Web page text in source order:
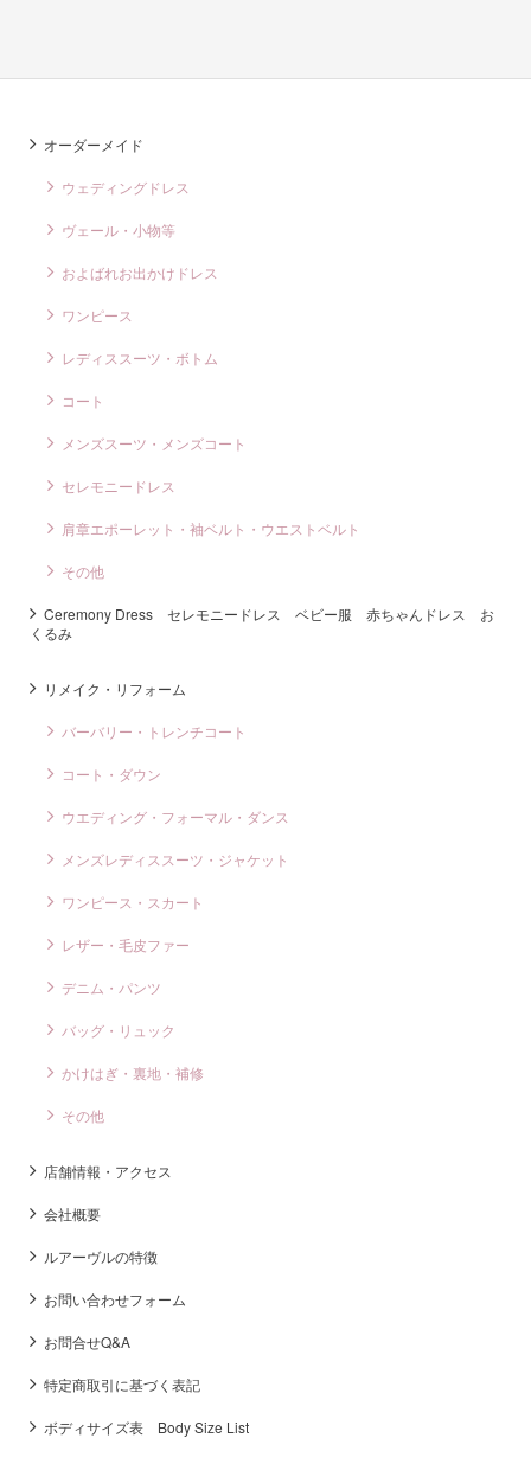
オーダーメイド
ウェディングドレス
ヴェール・小物等
およばれお出かけドレス
ワンピース
レディススーツ・ボトム
コート
メンズスーツ・メンズコート
セレモニードレス
肩章エポーレット・袖ベルト・ウエストベルト
その他
Ceremony Dress セレモニードレス ベビー服 赤ちゃんドレス お
くるみ
リメイク・リフォーム
バーバリー・トレンチコート
コート・ダウン
ウエディング・フォーマル・ダンス
メンズレディススーツ・ジャケット
ワンピース・スカート
レザー・毛皮ファー
デニム・パンツ
バッグ・リュック
かけはぎ・裏地・補修
その他
店舗情報・アクセス
会社概要
ルアーヴルの特徴
お問い合わせフォーム
お問合せQ&A
特定商取引に基づく表記
ボディサイズ表 Body Size List